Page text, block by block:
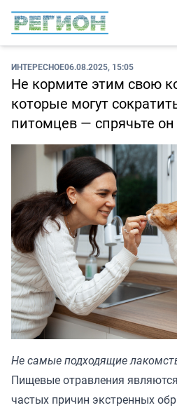
ИНТЕРЕСНОЕ06.08.2025, 15:05
Не кормите этим свою
которые могут
питомцев — спрячьте
Не самые подходящие
Пищевые отравления
частых причин экстренных